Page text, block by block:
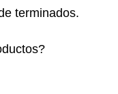
terminados.